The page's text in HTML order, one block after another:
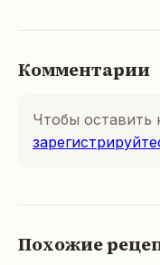
Комментарии
Чтобы оставить
Похожие